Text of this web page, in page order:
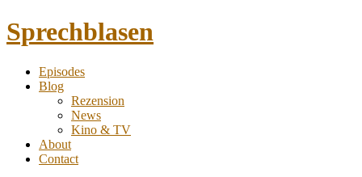
Sprechblasen
Comic
Podcast
Episodes
BlogToggle
child
menu
Rezension
News
Kino & TV
About
Contact